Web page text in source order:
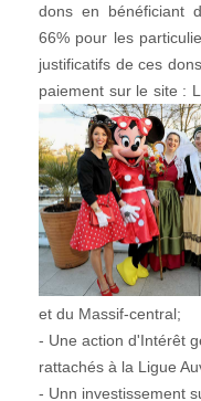
dons en bénéficiant
66% pour les
justificatifs de ces
paiement sur le site :
et du Massif-central;
- Une action d'Intérêt
rattachés à la Ligue
- Unn investissement